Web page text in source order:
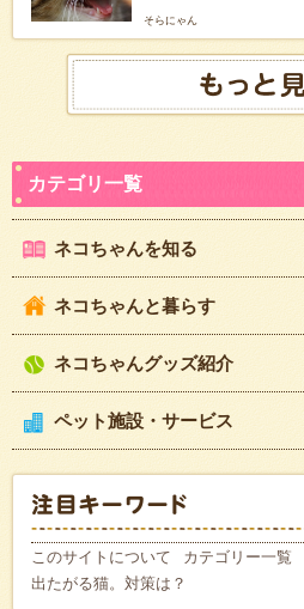
そらにゃん
ネコちゃんを知る
ネコちゃんと暮らす
ネコちゃんグッズ紹介
ペット施設・サービス
このサイトについて カテゴリー一覧
出たがる猫。対策は？